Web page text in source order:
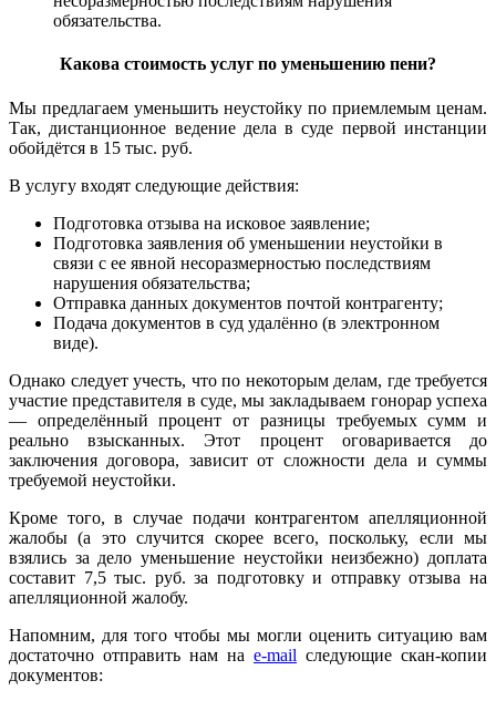
обязательства.
Какова стоимость услуг по уменьшению пени?
Мы предлагаем уменьшить неустойку по приемлемым ценам.
Так, дистанционное ведение дела в суде первой инстанции
обойдётся в 15 тыс. руб.
В услугу входят следующие действия:
Подготовка отзыва на исковое заявление;
Подготовка заявления об уменьшении неустойки в
связи с ее явной несоразмерностью последствиям
нарушения обязательства;
Отправка данных документов почтой контрагенту;
Подача документов в суд удалённо (в электронном
виде).
Однако следует учесть, что по некоторым делам, где требуется
участие представителя в суде, мы закладываем гонорар успеха
— определённый процент от разницы требуемых сумм и
реально взысканных. Этот процент оговаривается до
заключения договора, зависит от сложности дела и суммы
требуемой неустойки.
Кроме того, в случае подачи контрагентом апелляционной
жалобы (а это случится скорее всего, поскольку, если мы
взялись за дело уменьшение неустойки неизбежно) доплата
составит 7,5 тыс. руб. за подготовку и отправку отзыва на
апелляционной жалобу.
Напомним, для того чтобы мы могли оценить ситуацию вам
достаточно отправить нам на e-mail следующие скан-копии
документов: